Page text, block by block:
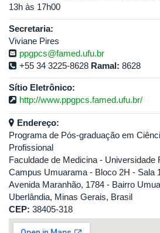
13h às 17h00
Secretaria:
Viviane Pires
ppgpcs@famed.ufu.br
+55 34 3225-8628 Ramal: 8628
Sítio Eletrônico:
http://www.ppgpcs.famed.ufu.br/
Endereço:
Programa de Pós-graduação em
Profissional
Faculdade de Medicina - Universidade
Campus Umuarama - Bloco 2H - Sala
Avenida Maranhão, 1784 - Bairro
Uberlândia, Minas Gerais, Brasil
CEP: 38405-318